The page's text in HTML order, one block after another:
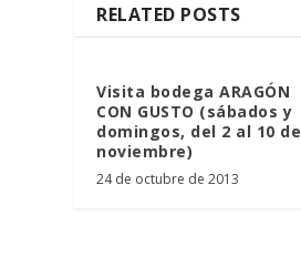
RELATED POSTS
Visita bodega ARAGÓN
CON GUSTO (sábados y
domingos, del 2 al 10 de
noviembre)
24 de octubre de 2013